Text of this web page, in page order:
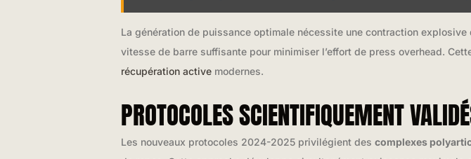
La génération de puissance optimale nécessite une contraction
vitesse de barre suffisante pour minimiser l’effort de press overhead.
récupération active modernes.
PROTOCOLES SCIENTIFIQUEMENT
Les nouveaux protocoles 2024-2025 privilégient des complexes